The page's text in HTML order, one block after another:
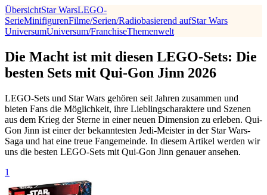
ÜbersichtStar WarsLEGO-
SerieMinifigurenFilme/Serien/Radiobasierend aufStar Wars
UniversumUniversum/FranchiseThemenwelt
Die Macht ist mit diesen LEGO-Sets: Die
besten Sets mit Qui-Gon Jinn 2026
LEGO-Sets und Star Wars gehören seit Jahren zusammen und
bieten Fans die Möglichkeit, ihre Lieblingscharaktere und Szenen
aus dem Krieg der Sterne in einer neuen Dimension zu erleben. Qui-
Gon Jinn ist einer der bekanntesten Jedi-Meister in der Star Wars-
Saga und hat eine treue Fangemeinde. In diesem Artikel werden wir
uns die besten LEGO-Sets mit Qui-Gon Jinn genauer ansehen.
1